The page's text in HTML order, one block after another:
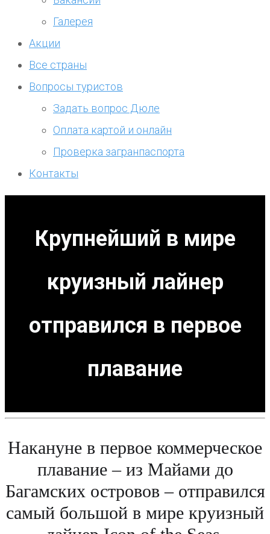
Галерея
Акции
Все страны
Вопросы туристов
Задать вопрос Дюле
Оплата картой и онлайн
Проверка загранпаспорта
Контакты
Крупнейший в мире
круизный лайнер
отправился в первое
плавание
Накануне в первое коммерческое
плавание – из Майами до
Багамских островов – отправился
самый большой в мире круизный